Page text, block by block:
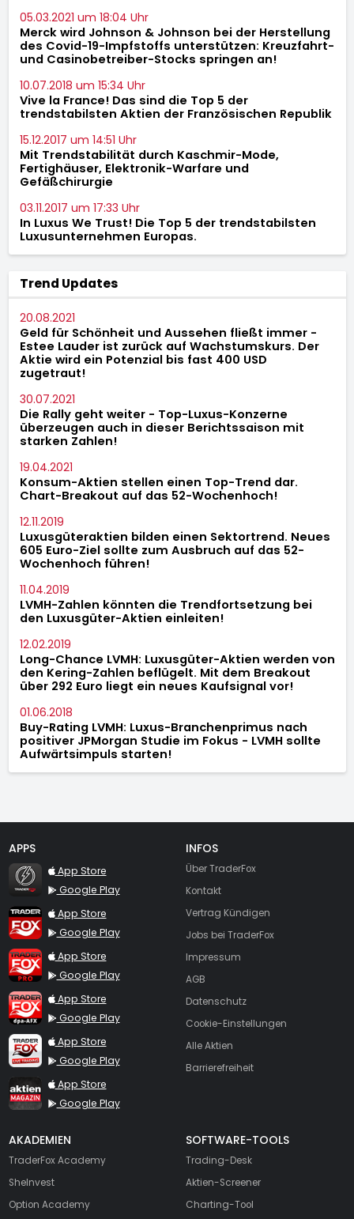
05.03.2021 um 18:04 Uhr
Merck wird Johnson & Johnson bei der Herstellung
des Covid-19-Impfstoffs unterstützen: Kreuzfahrt-
und Casinobetreiber-Stocks springen an!
10.07.2018 um 15:34 Uhr
Vive la France! Das sind die Top 5 der
trendstabilsten Aktien der Französischen Republik
15.12.2017 um 14:51 Uhr
Mit Trendstabilität durch Kaschmir-Mode,
Fertighäuser, Elektronik-Warfare und
Gefäßchirurgie
03.11.2017 um 17:33 Uhr
In Luxus We Trust! Die Top 5 der trendstabilsten
Luxusunternehmen Europas.
Trend Updates
20.08.2021
Geld für Schönheit und Aussehen fließt immer -
Estee Lauder ist zurück auf Wachstumskurs. Der
Aktie wird ein Potenzial bis fast 400 USD
zugetraut!
30.07.2021
Die Rally geht weiter - Top-Luxus-Konzerne
überzeugen auch in dieser Berichtssaison mit
starken Zahlen!
19.04.2021
Konsum-Aktien stellen einen Top-Trend dar.
Chart-Breakout auf das 52-Wochenhoch!
12.11.2019
Luxusgüteraktien bilden einen Sektortrend. Neues
605 Euro-Ziel sollte zum Ausbruch auf das 52-
Wochenhoch führen!
11.04.2019
LVMH-Zahlen könnten die Trendfortsetzung bei
den Luxusgüter-Aktien einleiten!
12.02.2019
Long-Chance LVMH: Luxusgüter-Aktien werden von
den Kering-Zahlen beflügelt. Mit dem Breakout
über 292 Euro liegt ein neues Kaufsignal vor!
01.06.2018
Buy-Rating LVMH: Luxus-Branchenprimus nach
positiver JPMorgan Studie im Fokus - LVMH sollte
Aufwärtsimpuls starten!
APPS
TraderFox Flash
App Store
Google Play
TraderFox App
App Store
Google Play
TraderFox Pro
App Store
Google Play
TraderFox dpa-AFX ProFeed
App Store
Google Play
TraderFox Live Trading
App Store
Google Play
TraderFox aktien Magazin
App Store
Google Play
INFOS
Über TraderFox
Kontakt
Vertrag Kündigen
Jobs bei TraderFox
Impressum
AGB
Datenschutz
Cookie-Einstellungen
Alle Aktien
Barrierefreiheit
AKADEMIEN
TraderFox Academy
SheInvest
Option Academy
SOFTWARE-TOOLS
Trading-Desk
Aktien-Screener
Charting-Tool